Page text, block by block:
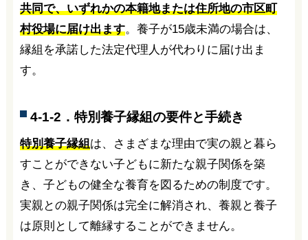
共同で、いずれかの本籍地または住所地の市区町
村役場に届け出ます。養子が15歳未満の場合は、
縁組を承諾した法定代理人が代わりに届け出ま
す。
4-1-2．特別養子縁組の要件と手続き
特別養子縁組は、さまざまな理由で実の親と暮ら
すことができない子どもに新たな親子関係を築
き、子どもの健全な養育を図るための制度です。
実親との親子関係は完全に解消され、養親と養子
は原則として離縁することができません。